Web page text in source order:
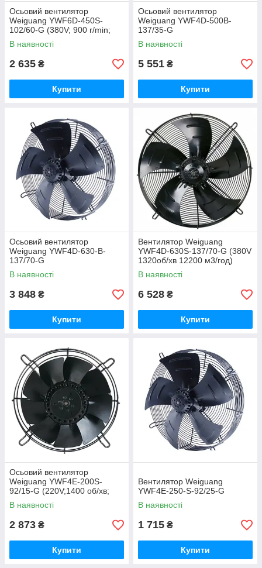
Осьовий вентилятор
Weiguang YWF6D-450S-
102/60-G (380V; 900 r/min;
3520 m3/h)
В наявності
2 635 ₴
Купити
Осьовий вентилятор
Weiguang YWF4D-500B-
137/35-G
В наявності
5 551 ₴
Купити
Осьовий вентилятор
Weiguang YWF4D-630-B-
137/70-G
В наявності
3 848 ₴
Купити
Вентилятор Weiguang
YWF4D-630S-137/70-G (380V
1320об/хв 12200 м3/год)
В наявності
6 528 ₴
Купити
Осьовий вентилятор
Weiguang YWF4E-200S-
92/15-G (220V;1400 об/хв;
415 м3/годину)
В наявності
2 873 ₴
Купити
Вентилятор Weiguang
YWF4E-250-S-92/25-G
В наявності
1 715 ₴
Купити